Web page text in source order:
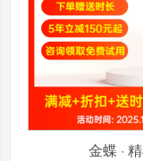
金蝶 ·